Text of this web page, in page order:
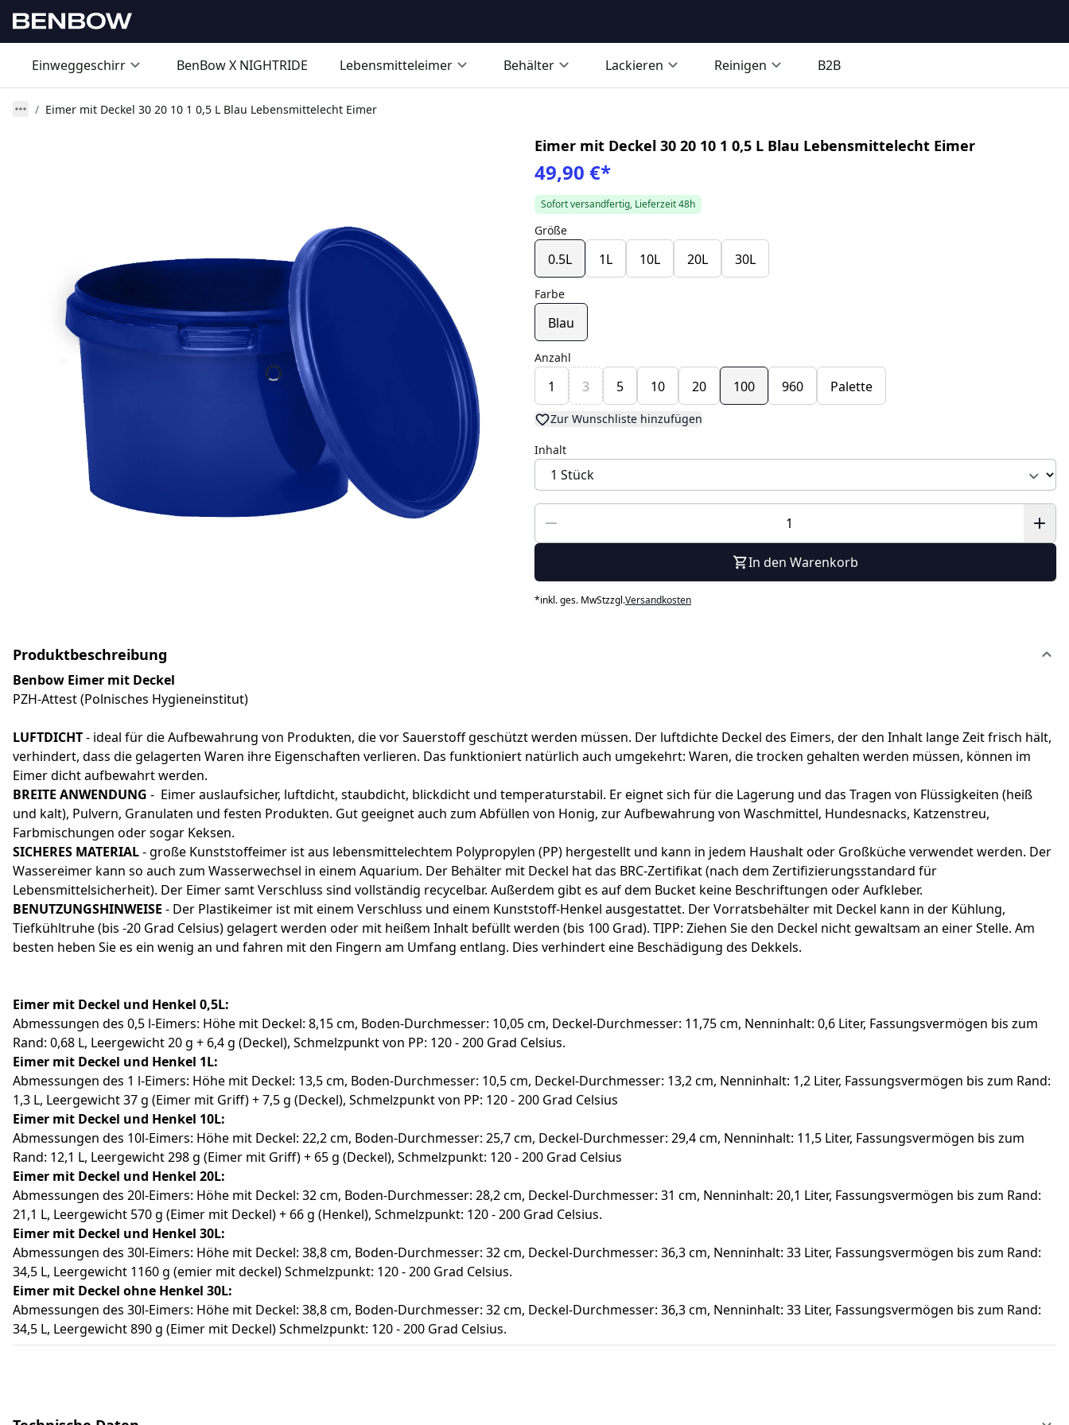
Einweggeschirr BenBow X NIGHTRIDE Lebensmitteleimer Behälter Lackieren Reinigen B2B
Eimer mit Deckel 30 20 10 1 0,5 L Blau Lebensmittelecht Eimer
Eimer mit Deckel 30 20 10 1 0,5 L Blau Lebensmittelecht Eimer
49,90 €*
Sofort versandfertig, Lieferzeit 48h
Größe
0.5L 1L 10L 20L 30L
Farbe
Blau
Anzahl
1 3 5 10 20 100 960 Palette
Zur Wunschliste hinzufügen
Inhalt
In den Warenkorb
*inkl. ges. MwStzzgl.Versandkosten
Produktbeschreibung
Benbow Eimer mit Deckel
PZH-Attest (Polnisches Hygieneinstitut)
LUFTDICHT- ideal für die Aufbewahrung von Produkten, die vor Sauerstoff geschützt werden müssen. Der luftdichte Deckel des Eimers, der den Inhalt lange Zeit frisch hält,
verhindert, dass die gelagerten Waren ihre Eigenschaften verlieren. Das funktioniert natürlich auch umgekehrt: Waren, die trocken gehalten werden müssen, können im
Eimer dicht aufbewahrt werden.
BREITE ANWENDUNG - Eimer auslaufsicher, luftdicht, staubdicht, blickdicht und temperaturstabil. Er eignet sich für die Lagerung und das Tragen von Flüssigkeiten (heiß
und kalt), Pulvern, Granulaten und festen Produkten. Gut geeignet auch zum Abfüllen von Honig, zur Aufbewahrung von Waschmittel, Hundesnacks, Katzenstreu,
Farbmischungen oder sogar Keksen.
SICHERES MATERIAL- große Kunststoffeimer ist aus lebensmittelechtem Polypropylen (PP) hergestellt und kann in jedem Haushalt oder Großküche verwendet werden. Der
Wassereimer kann so auch zum Wasserwechsel in einem Aquarium. Der Behälter mit Deckel hat das BRC-Zertifikat (nach dem Zertifizierungsstandard für
Lebensmittelsicherheit). Der Eimer samt Verschluss sind vollständig recycelbar. Außerdem gibt es auf dem Bucket keine Beschriftungen oder Aufkleber.
BENUTZUNGSHINWEISE - Der Plastikeimer ist mit einem Verschluss und einem Kunststoff-Henkel ausgestattet. Der Vorratsbehälter mit Deckel kann in der Kühlung,
Tiefkühltruhe (bis -20 Grad Celsius) gelagert werden oder mit heißem Inhalt befüllt werden (bis 100 Grad). TIPP: Ziehen Sie den Deckel nicht gewaltsam an einer Stelle. Am
besten heben Sie es ein wenig an und fahren mit den Fingern am Umfang entlang. Dies verhindert eine Beschädigung des Dekkels.
Eimer mit Deckel und Henkel 0,5L:
Abmessungen des 0,5 l-Eimers: Höhe mit Deckel: 8,15 cm, Boden-Durchmesser: 10,05 cm, Deckel-Durchmesser: 11,75 cm, Nenninhalt: 0,6 Liter, Fassungsvermögen bis zum
Rand: 0,68 L, Leergewicht 20 g + 6,4 g (Deckel), Schmelzpunkt von PP: 120 - 200 Grad Celsius.
Eimer mit Deckel und Henkel 1L:
Abmessungen des 1 l-Eimers: Höhe mit Deckel: 13,5 cm, Boden-Durchmesser: 10,5 cm, Deckel-Durchmesser: 13,2 cm, Nenninhalt: 1,2 Liter, Fassungsvermögen bis zum Rand:
1,3 L, Leergewicht 37 g (Eimer mit Griff) + 7,5 g (Deckel), Schmelzpunkt von PP: 120 - 200 Grad Celsius
Eimer mit Deckel und Henkel 10L:
Abmessungen des 10l-Eimers: Höhe mit Deckel: 22,2 cm, Boden-Durchmesser: 25,7 cm, Deckel-Durchmesser: 29,4 cm, Nenninhalt: 11,5 Liter, Fassungsvermögen bis zum
Rand: 12,1 L, Leergewicht 298 g (Eimer mit Griff) + 65 g (Deckel), Schmelzpunkt: 120 - 200 Grad Celsius
Eimer mit Deckel und Henkel 20L:
Abmessungen des 20l-Eimers: Höhe mit Deckel: 32 cm, Boden-Durchmesser: 28,2 cm, Deckel-Durchmesser: 31 cm, Nenninhalt: 20,1 Liter, Fassungsvermögen bis zum Rand:
21,1 L, Leergewicht 570 g (Eimer mit Deckel) + 66 g (Henkel), Schmelzpunkt: 120 - 200 Grad Celsius.
Eimer mit Deckel und Henkel 30L:
Abmessungen des 30l-Eimers: Höhe mit Deckel: 38,8 cm, Boden-Durchmesser: 32 cm, Deckel-Durchmesser: 36,3 cm, Nenninhalt: 33 Liter, Fassungsvermögen bis zum Rand:
34,5 L, Leergewicht 1160 g (emier mit deckel) Schmelzpunkt: 120 - 200 Grad Celsius.
Eimer mit Deckel ohne Henkel 30L:
Abmessungen des 30l-Eimers: Höhe mit Deckel: 38,8 cm, Boden-Durchmesser: 32 cm, Deckel-Durchmesser: 36,3 cm, Nenninhalt: 33 Liter, Fassungsvermögen bis zum Rand:
34,5 L, Leergewicht 890 g (Eimer mit Deckel) Schmelzpunkt: 120 - 200 Grad Celsius.